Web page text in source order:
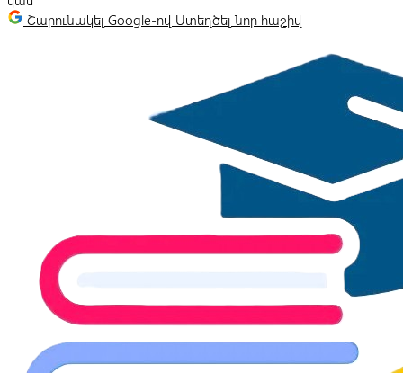
Շարունակել Google-ով Ստեղծել նոր հաշիվ